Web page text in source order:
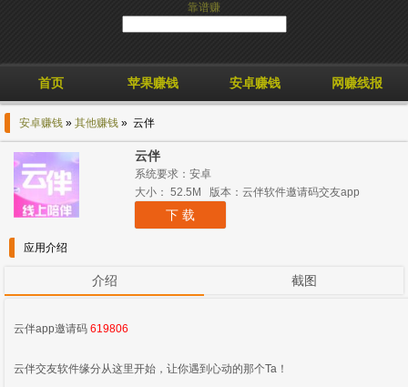
靠谱赚
首页 苹果赚钱 安卓赚钱 网赚线报
安卓赚钱 » 其他赚钱 » 云伴
云伴
系统要求：安卓
大小： 52.5M 版本：云伴软件邀请码交友app
下 载
应用介绍
介绍 截图
云伴app邀请码 619806
云伴交友软件缘分从这里开始，让你遇到心动的那个Ta！